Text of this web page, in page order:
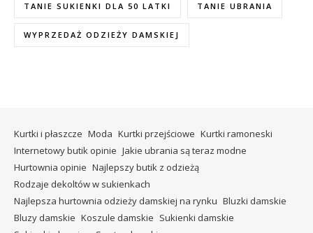
TANIE SUKIENKI DLA 50 LATKI TANIE UBRANIA
WYPRZEDAŻ ODZIEŻY DAMSKIEJ
Kurtki i płaszcze Moda Kurtki przejściowe Kurtki ramoneski
Internetowy butik opinie Jakie ubrania są teraz modne
Hurtownia opinie Najlepszy butik z odzieżą
Rodzaje dekoltów w sukienkach
Najlepsza hurtownia odzieży damskiej na rynku Bluzki damskie
Bluzy damskie Koszule damskie Sukienki damskie